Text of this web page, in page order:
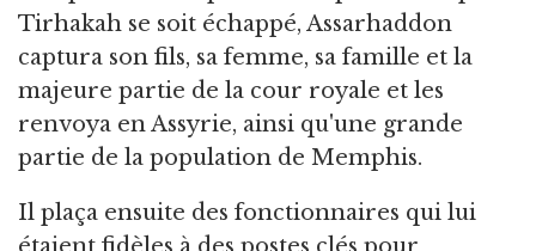
Tirhakah se soit échappé, Assarhaddon
captura son fils, sa femme, sa famille et la
majeure partie de la cour royale et les
renvoya en Assyrie, ainsi qu'une grande
partie de la population de Memphis.
Il plaça ensuite des fonctionnaires qui lui